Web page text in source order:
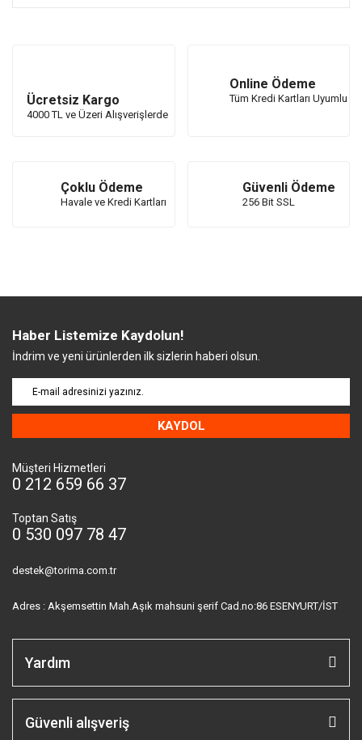
Ücretsiz Kargo
4000 TL ve Üzeri Alışverişlerde
Online Ödeme
Tüm Kredi Kartları Uyumlu
Çoklu Ödeme
Havale ve Kredi Kartları
Güvenli Ödeme
256 Bit SSL
Haber Listemize Kaydolun!
İndrim ve yeni ürünlerden ilk sizlerin haberi olsun.
KAYDOL
Müşteri Hizmetleri
0 212 659 66 37
Toptan Satış
0 530 097 78 47
destek@torima.com.tr
Adres : Akşemsettin Mah.Aşık mahsuni şerif Cad.no:86 ESENYURT/İST
Yardım
Güvenli alışveriş